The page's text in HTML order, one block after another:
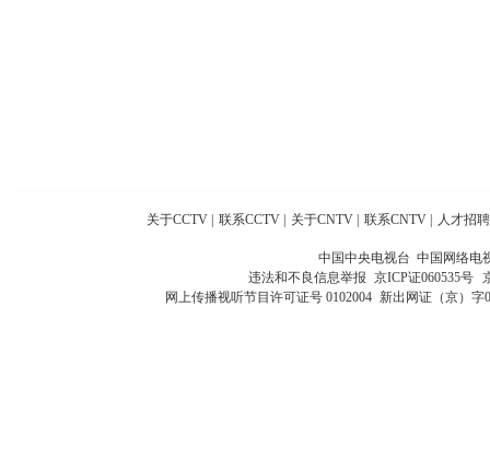
关于CCTV 联系CCTV 关于CNTV 联系CNTV 人才招聘
中国中央电视台 中国网络电
违法和不良信息举报 京ICP证060535号
网上传播视听节目许可证号 0102004 新出网证（京）